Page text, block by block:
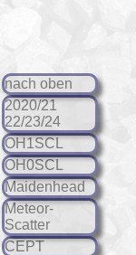
nach oben
2020/21
22/23/24
OH1SCL
OH0SCL
Maidenhead
Meteor-
Scatter
CEPT